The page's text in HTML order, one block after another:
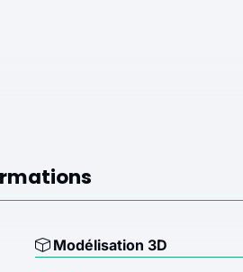
Modélisation 3D